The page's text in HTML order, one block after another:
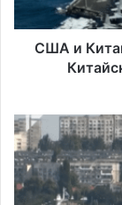
а
й
е
щ
а
ю
т
США и
С
Ш
А
р